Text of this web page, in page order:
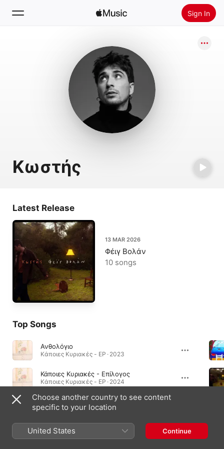
Sign In
Install Apple Music
Κωστής
Latest Release
13 MAR 2026
Φέιγ Βολάν
10 songs
Top Songs
Ανθολόγιο
Κάποιες Κυριακές - EP · 2023
Κάποιες Κυριακές - Επίλογος
Κάποιες Κυριακές - EP · 2024
Χαμένες Μέρες
Χαμένες Μέρες - Single · 2026
Choose another country to see content
specific to your location
United States Continue